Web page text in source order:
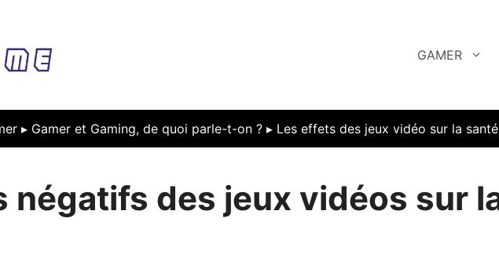
GAMER
▸ Gamer et Gaming, de quoi parle-t-on ? ▸ Les effets des jeux vidéo sur la santé
négatifs des jeux vidéos sur